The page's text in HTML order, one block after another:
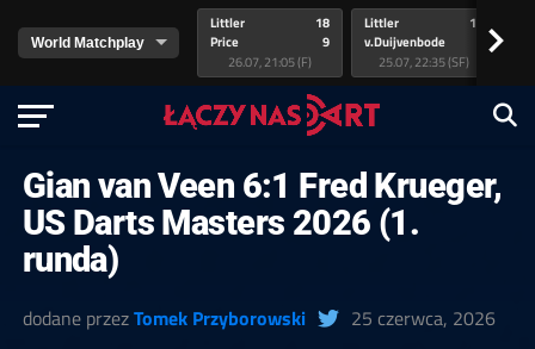
Littler
Price
18
9
26.07, 21:05 (F)
Littler
v.Duijvenbode
17
25.07, 22:35 (SF)
>
Gian van Veen 6:1 Fred Krueger,
US Darts Masters 2026 (1.
runda)
dodane przezTomek Przyborowski 25 czerwca, 2026